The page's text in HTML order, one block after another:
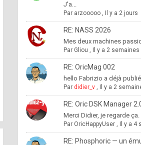
J'a...
Par arzooooo, Il y a 2 jours
RE: NASS 2026
Mes deux machines
Par Gliou , Il y a 2 semaines
RE: OricMag 002
hello Fabrizio a déjà
Par didier_v, Il y a 2
RE: Oric DSK Manager
Merci Didier, je regarde ça.
Par OricHappyUser, Il y a
RE: Phosphoric — un